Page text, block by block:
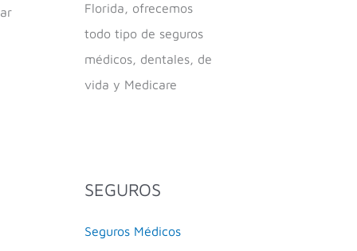
Florida, ofrecemos
todo tipo de seguros
médicos, dentales, de
vida y Medicare
SEGUROS
Seguros Médicos